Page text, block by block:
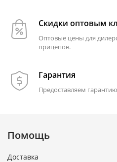
Скидки оптовым
Оптовые цены для
прицепов.
Гарантия
Предоставляем
Помощь
Доставка